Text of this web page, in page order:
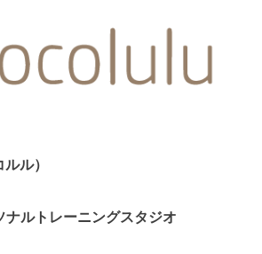
ルル）
ナルトレーニングスタジオ